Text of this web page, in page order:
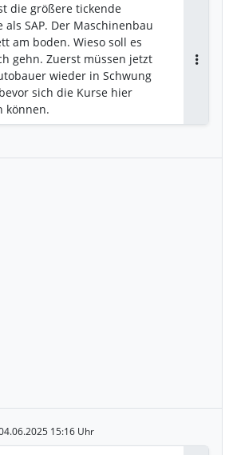
die größere tickende
als SAP. Der Maschinenbau
am boden. Wieso soll es
gehn. Zuerst müssen jetzt
wieder in Schwung
sich die Kurse hier
können.
15:16 Uhr